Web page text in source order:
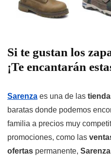
Si te gustan los
¡Te encantarán
Sarenza es una de las
baratas donde podemos
familia a precios muy
promociones, como las
ofertas permanente, Sarenza